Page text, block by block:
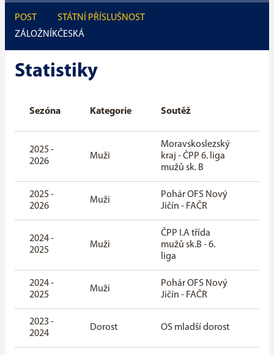
POST
ZÁLOŽNÍK
STÁTNÍ PŘÍSLUŠNOST
ČESKÁ
Statistiky
Sezóna Kategorie Soutěž
2025 -
2026
Muži
Moravskoslezský
kraj - ČPP 6. liga
mužů sk. B
2025 -
2026
Muži
Pohár OFS Nový
Jičín - FAČR
2024 -
2025
Muži
ČPP I.A třída
mužů sk.B - 6.
liga
2024 -
2025
Muži
Pohár OFS Nový
Jičín - FAČR
2023 -
2024
Dorost OS mladší dorost